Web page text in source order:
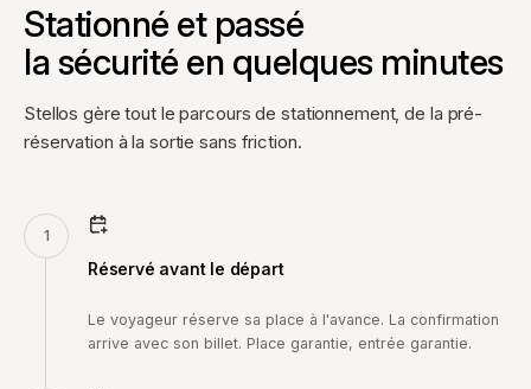
Stationné et passé
la sécurité en quelques minutes
Stellos gère tout le parcours de stationnement, de la pré-
réservation à la sortie sans friction.
1
Réservé avant le départ
Le voyageur réserve sa place à l'avance. La confirmation
arrive avec son billet. Place garantie, entrée garantie.